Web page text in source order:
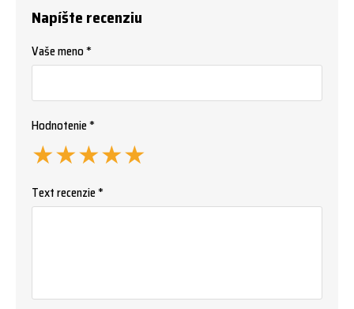
Napíšte recenziu
Vaše meno *
Hodnotenie *
★
★
★
★
★
Text recenzie *